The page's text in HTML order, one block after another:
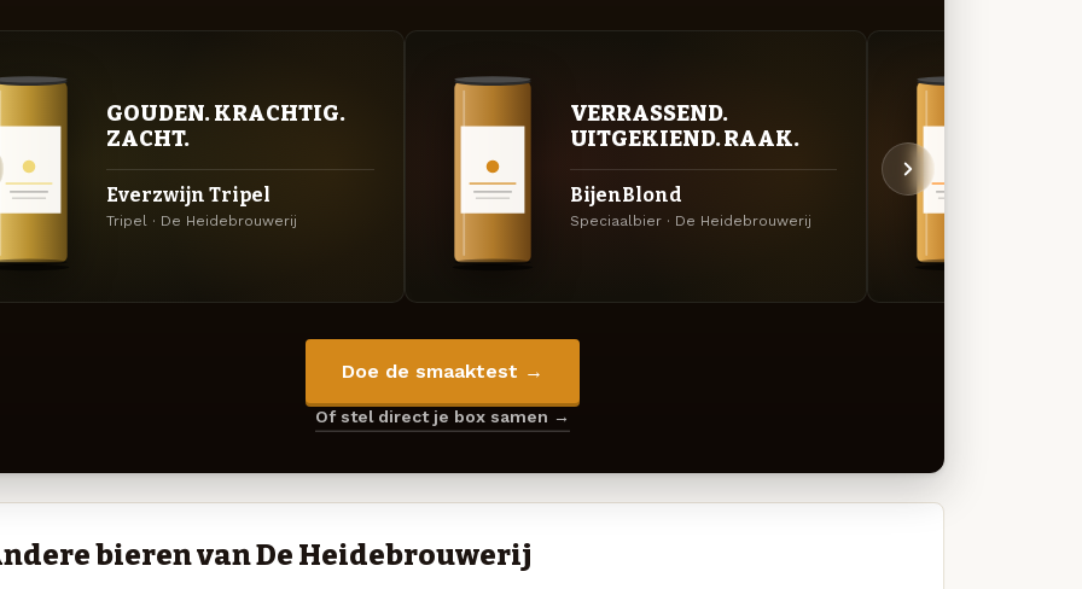
GOUDEN. KRACHTIG.
ZACHT.
Everzwijn Tripel
Tripel · De Heidebrouwerij
VERRASSEND.
UITGEKIEND. RAAK.
BijenBlond
Speciaalbier · De Heidebrouwerij
Doe de smaaktest →
Of stel direct je box samen →
bieren van De Heidebrouwerij